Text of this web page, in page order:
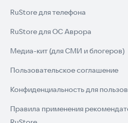
RuStore для телефона
RuStore для ОС Аврора
Медиа-кит (для СМИ и блогеров)
Пользовательское соглашение
Конфиденциальность для
Правила применения